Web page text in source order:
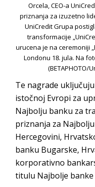
Orcela, CEO-a
priznanja za izuzetno
UniCredit Grupa
transformacije
urucena je na ceremoniji
Londonu 18. jula. Na
(BETAPHOTO/
Te nagrade
istočnoj Evropi za
Najbolju banku za
priznanja za
Hercegovini,
banku Bugarske,
korporativno
titulu Najbolje banke